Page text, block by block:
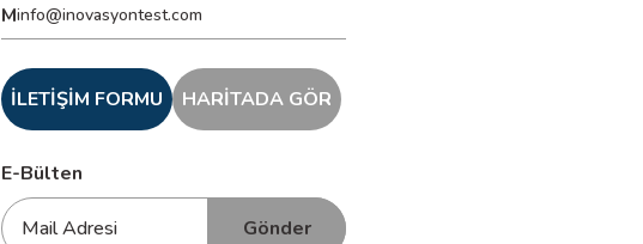
Minfo@inovasyontest.com
İLETİŞİM FORMU HARİTADA GÖR
E-Bülten
Gönder